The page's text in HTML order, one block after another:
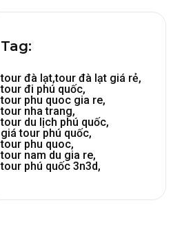
Tag:
tour đà lạt,tour đà lạt giá rẻ,
tour đi phú quốc,
tour phu quoc gia re,
tour nha trang,
tour du lịch phú quốc,
giá tour phú quốc,
tour phu quoc,
tour nam du gia re,
tour phú quốc 3n3d,